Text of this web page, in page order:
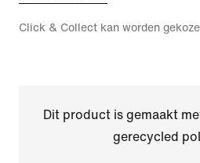
Click & Collect kan worden
Dit product is gemaakt
gerecycled